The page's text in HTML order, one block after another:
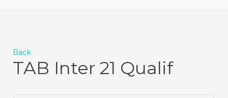
Back
TAB Inter 21 Qualif